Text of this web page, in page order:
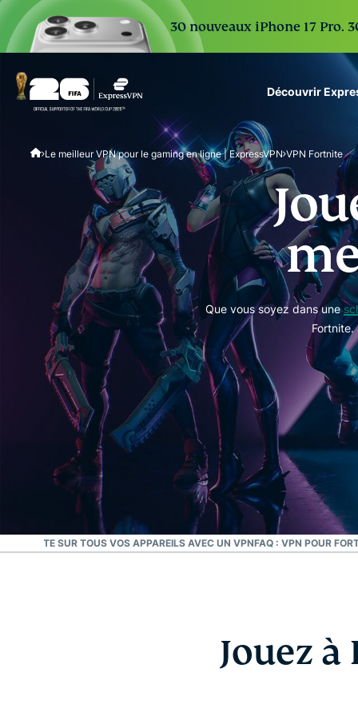
30 nouveaux iPhone 17
Découvrir
ExpressVPN for Teams
VPN protection for
to deploy, simple to
scale.
Le meilleur VPN pour le gaming en ligne | ExpressVPN VPN Fortnite
Que vous soyez dans une
FORTNITE SUR TOUS VOS APPAREILS AVEC UN VPNFAQ : VPN POUR
Jouez